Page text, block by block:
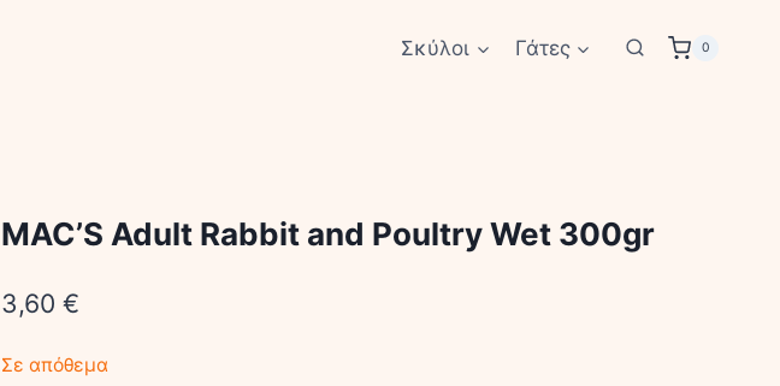
Σκύλοι Γάτες 0
MAC’S Adult Rabbit and Poultry Wet 300gr
3,60 €
Σε απόθεμα